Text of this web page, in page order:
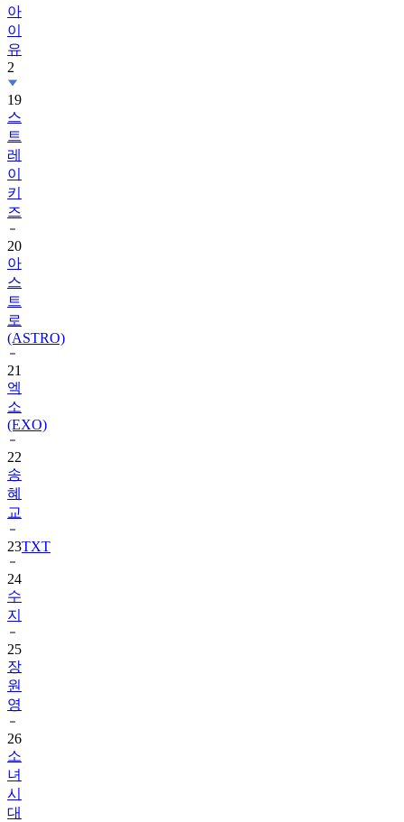
아
이
유
2
19
스
트
레
이
키
즈
20
아
스
트
로
(ASTRO)
21
엑
소
(EXO)
22
송
혜
교
23TXT
24
수
지
25
장
원
영
26
소
녀
시
대